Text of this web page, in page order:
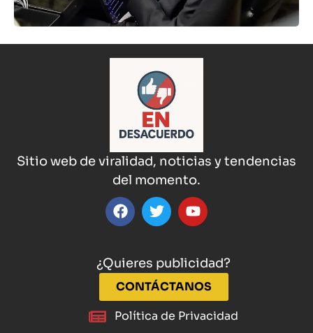
¿Quieres publicidad?
CONTÁCTANOS
Política de Privacidad
Sitio web de viralidad, noticias y tendencias
del momento.